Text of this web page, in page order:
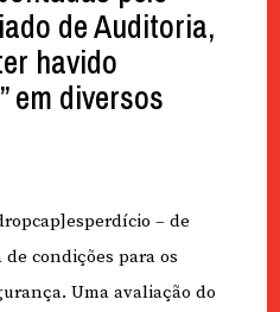
de Auditoria,
havido
em diversos
– de
condições para os
Uma avaliação do